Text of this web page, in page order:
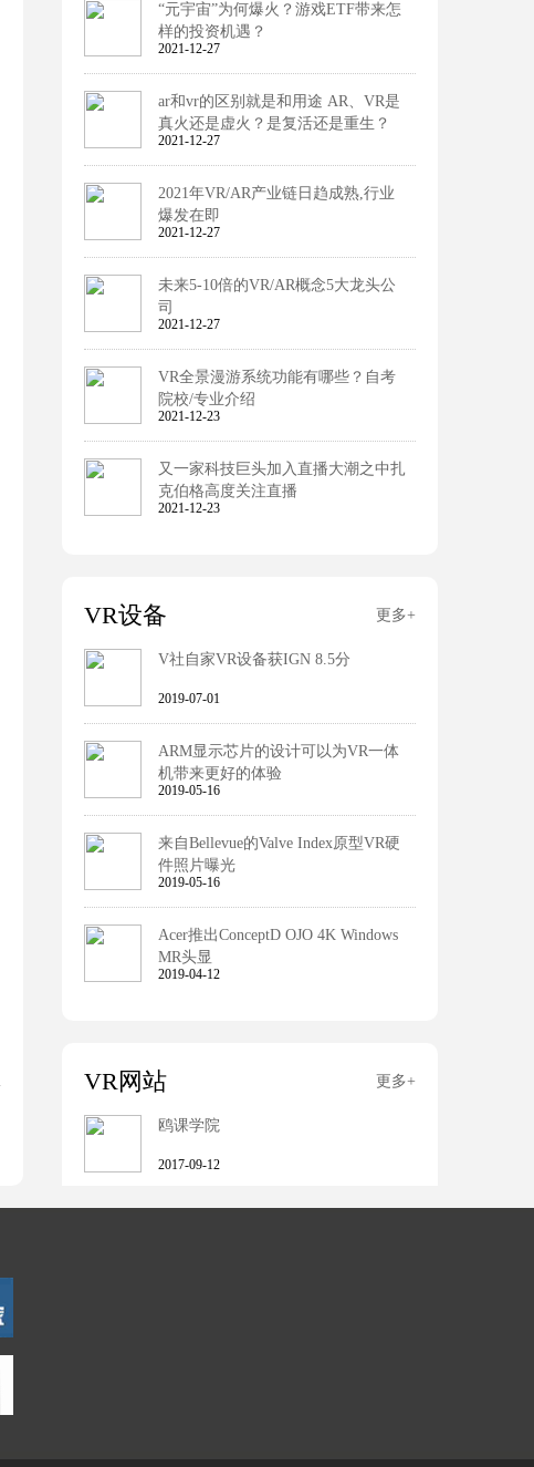
“元宇宙”为何爆火？游戏ETF带来怎
样的投资机遇？
2021-12-27
ar和vr的区别就是和用途 AR、VR是
真火还是虚火？是复活还是重生？
2021-12-27
2021年VR/AR产业链日趋成熟,行业
爆发在即
2021-12-27
未来5-10倍的VR/AR概念5大龙头公
司
2021-12-27
VR全景漫游系统功能有哪些？自考
院校/专业介绍
2021-12-23
又一家科技巨头加入直播大潮之中扎
克伯格高度关注直播
2021-12-23
VR设备 更多+
V社自家VR设备获IGN 8.5分
2019-07-01
ARM显示芯片的设计可以为VR一体
机带来更好的体验
2019-05-16
来自Bellevue的Valve Index原型VR硬
件照片曝光
2019-05-16
Acer推出ConceptD OJO 4K Windows
MR头显
2019-04-12
VR网站 更多+
鸥课学院
2017-09-12